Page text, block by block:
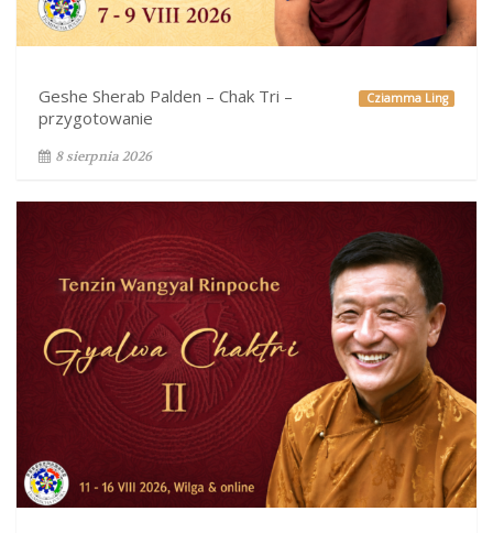
Cziamma Ling
Geshe Sherab Palden – Chak Tri –
przygotowanie
8 sierpnia 2026